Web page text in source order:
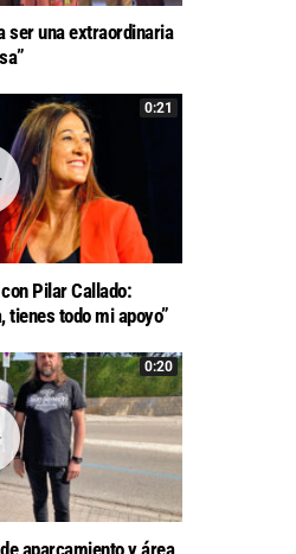
ser una extraordinaria
0:21
Pilar Callado:
todo mi apoyo”
0:20